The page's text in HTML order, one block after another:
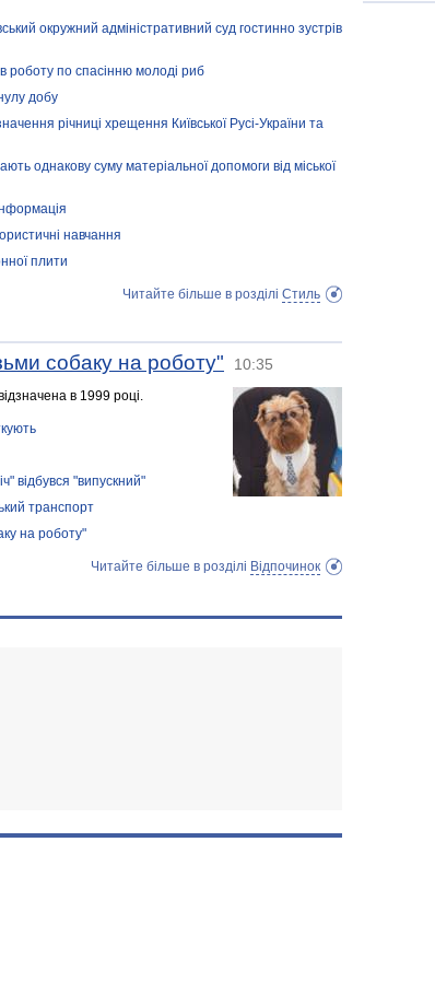
окружний адміністративний суд гостинно зустрів
роботу по спасінню молоді риб
добу
річниці хрещення Київської Русі-України та
однакову суму матеріальної допомоги від міської
навчання
плити
Читайте більше в розділі Стиль
собаку на роботу" 10:35
в 1999 році.
відбувся "випускний"
транспорт
на роботу"
Читайте більше в розділі Відпочинок